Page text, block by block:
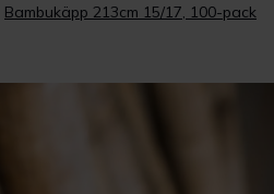
Bambukäpp 213cm 15/17, 100-pack